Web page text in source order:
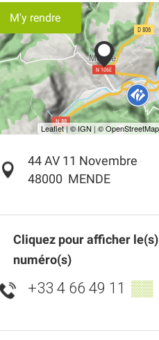
M'y rendre
44 AV 11 Novembre
48000 MENDE
Cliquez pour afficher le(s)
numéro(s)
+33 4 66 49 11 ▒▒